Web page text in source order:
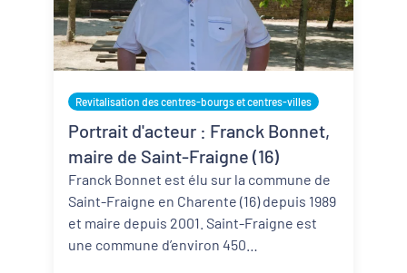
Revitalisation des centres-bourgs et centres-villes
Portrait d'acteur : Franck Bonnet,
maire de Saint-Fraigne (16)
Franck Bonnet est élu sur la commune de
Saint-Fraigne en Charente (16) depuis 1989
et maire depuis 2001. Saint-Fraigne est
une commune d’environ 450